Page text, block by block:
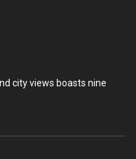
city views boasts nine